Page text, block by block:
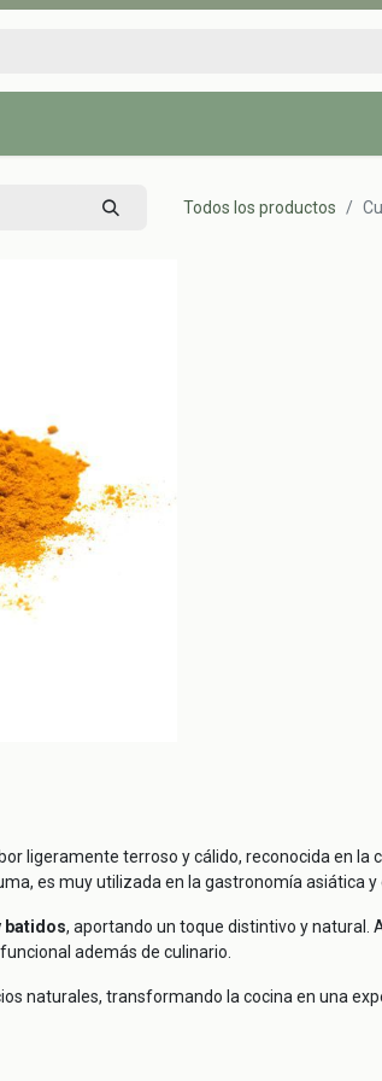
Todos los productos
ligeramente terroso y cálido, reconocida en
es muy utilizada en la gastronomía asiática
batidos, aportando un toque distintivo y natural.
además de culinario.
naturales, transformando la cocina en una